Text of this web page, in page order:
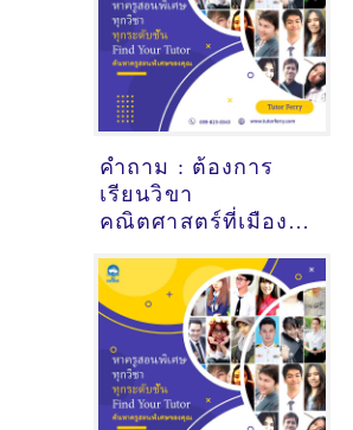
คำถาม : ต้องการ
เรียนวิขา
คณิตศาสตร์ที่เมือง
ครูสอนพิเศษที่นี่